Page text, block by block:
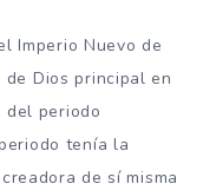
Imperio Nuevo de
Dios principal en
del periodo
tenía la
de sí misma